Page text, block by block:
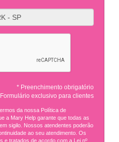
* Preenchimento obrigatório
exclusivo para clientes
da nossa Política de
a Mary Help garante que todas as
sigilo. Nossos atendentes poderão
ao seu atendimento. Os
e tratados de acordo com a Lei nº